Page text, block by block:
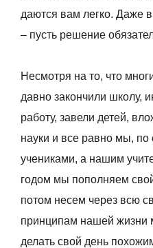
даются вам легко. Даже
– пусть решение
Несмотря на то, что
давно закончили школу,
работу, завели детей,
науки и все равно мы, по
учениками, а нашим
годом мы пополняем
потом несем через всю
принципам нашей жизни
делать свой день